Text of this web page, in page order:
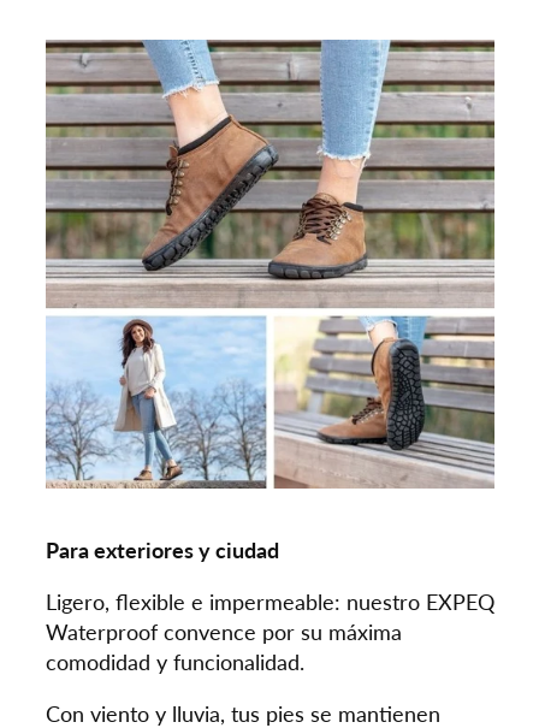
Para exteriores y ciudad
Ligero, flexible e impermeable: nuestro EXPEQ
Waterproof convence por su máxima
comodidad y funcionalidad.
Con viento y lluvia, tus pies se mantienen